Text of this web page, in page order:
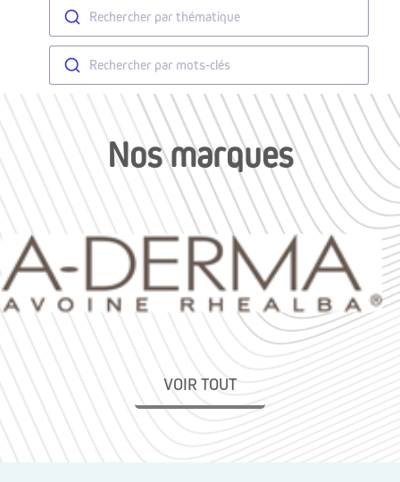
Rechercher par thématique
Rechercher par mots-clés
Nos marques
VOIR TOUT